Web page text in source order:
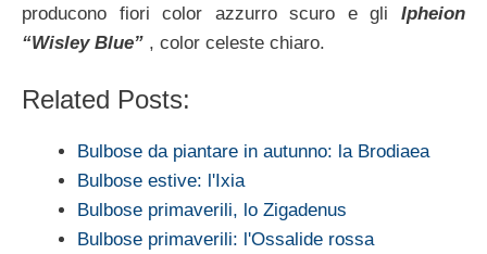
producono fiori color azzurro scuro e gli Ipheion
“Wisley Blue” , color celeste chiaro.
Related Posts:
Bulbose da piantare in autunno: la Brodiaea
Bulbose estive: l'Ixia
Bulbose primaverili, lo Zigadenus
Bulbose primaverili: l'Ossalide rossa